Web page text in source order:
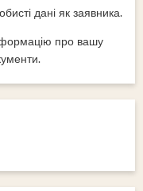
дані як заявника.
про вашу